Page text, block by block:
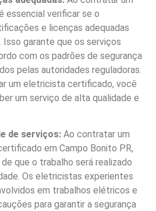
essencial verificar se o
e licenças adequadas
Isso garante que os serviços
com os padrões de segurança
pelas autoridades reguladoras.
um eletricista certificado, você
um serviço de alta qualidade e
de serviços: Ao contratar um
em Campo Bonito PR,
que o trabalho será realizado
Os eletricistas experientes
em trabalhos elétricos e
para garantir a segurança